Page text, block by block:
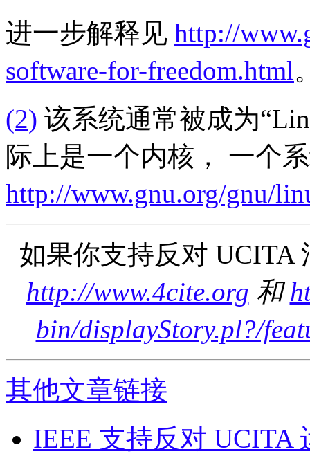
进一步解释见 http://
software-for-freedom.html
(2) 该系统通常被成为
际上是一个内核， 一个
http://www.gnu.org/gnu/
如果你支持反对 UCITA
http://www.4cite.org 和
bin/displayStory.pl?/
其他文章链接
IEEE 支持反对 UCITA